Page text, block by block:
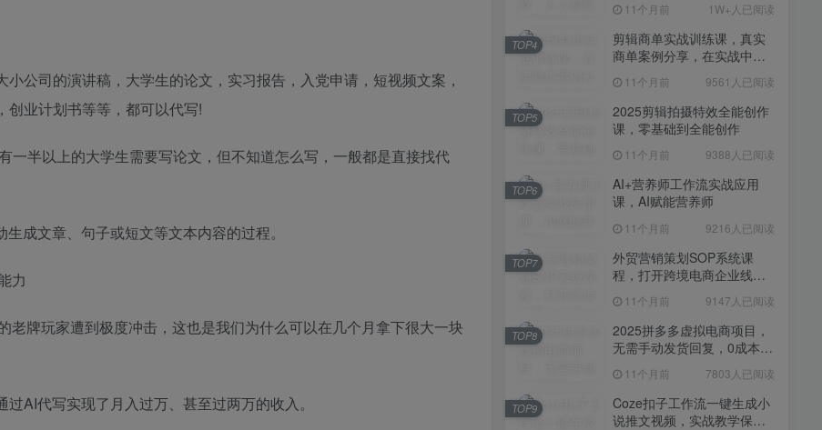
公司的演讲稿，大学生的论文，实习报告，入党申请，短视频文案，
业计划书等等，都可以代写!
一半以上的大学生需要写论文，但不知道怎么写，一般都是直接找代
成文章、句子或短文等文本内容的过程。
力
牌玩家遭到极度冲击，这也是我们为什么可以在几个月拿下很大一块
AI代写实现了月入过万、甚至过两万的收入。
2025拼多多虚拟电商项目，
无需手动发货回复，0成本，
轻松月入1-5W【揭秘】
11个月前 7803人已阅读
Coze扣子工作流一键生成小
说推文视频，实战教学保姆
级教程11个月前 7430人已阅读
高客单IP课，搞定成交，搞
定高客单IP，翻倍变现，轻
松卖爆，不销而销
11个月前 6239人已阅读
快手带货AI暴力起号，0粉丝
可开通，月入过W，提供账
号就行，适合普通人的懒人
项目【揭秘】
11个月前 6109人已阅读
抖音从0到1起号运营全攻略
课程，从认知纠偏到实操落
地，高效起号变现
11个月前 5819人已阅读
11个月前 1W+人已阅读
剪辑商单实战训练课，真实
商单案例分享，在实战中练
11个月前 9561人已阅读
TOP4
2025剪辑拍摄特效全能创作
课，零基础到全能创作
11个月前 9388人已阅读
TOP5
AI+营养师工作流实战应用
课，AI赋能营养师
11个月前 9216人已阅读
TOP6
外贸营销策划SOP系统课
程，打开跨境电商企业线上
11个月前 9147人已阅读
TOP7
2025拼多多虚拟电商项目，
无需手动发货回复，0成本，
11个月前 7803人已阅读
TOP8
Coze扣子工作流一键生成小
说推文视频，实战教学保姆
TOP9